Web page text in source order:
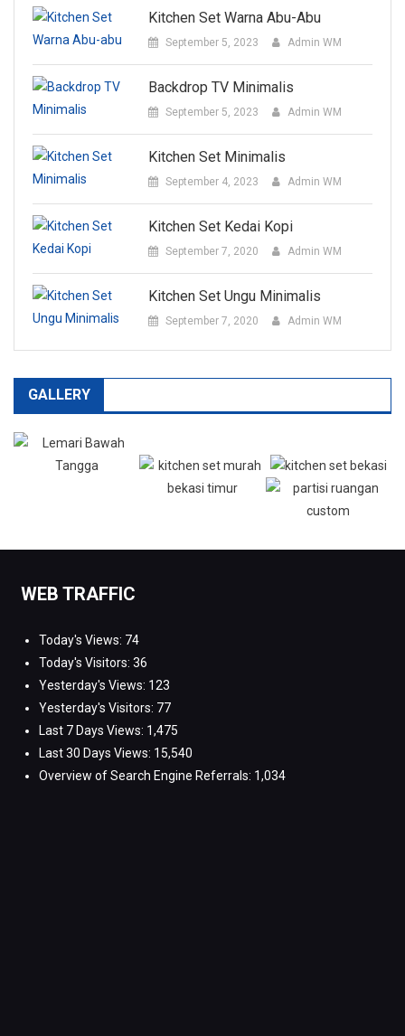
Kitchen Set Warna Abu-Abu
September 5, 2023 Admin WM
Backdrop TV Minimalis
September 5, 2023 Admin WM
Kitchen Set Minimalis
September 4, 2023 Admin WM
Kitchen Set Kedai Kopi
September 7, 2020 Admin WM
Kitchen Set Ungu Minimalis
September 7, 2020 Admin WM
GALLERY
WEB TRAFFIC
Today's Views: 74
Today's Visitors: 36
Yesterday's Views: 123
Yesterday's Visitors: 77
Last 7 Days Views: 1,475
Last 30 Days Views: 15,540
Overview of Search Engine Referrals: 1,034